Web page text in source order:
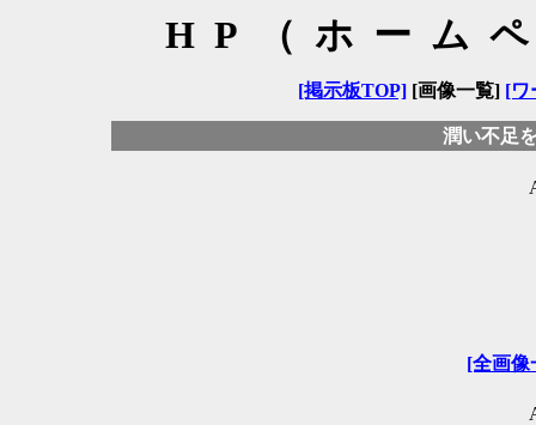
HP（ホーム
[掲示板TOP][画像一覧] [ワ
潤い不足
[全画像